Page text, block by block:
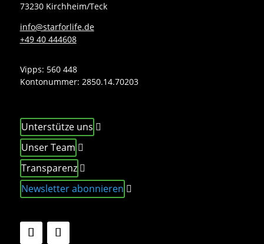
73230 Kirchheim/Teck
info@starforlife.de
+49 40 444608
Vipps: 560 448
Kontonummer: 2850.14.70203
Unterstütze uns
Unser Team
Transparenz
Newsletter abonnieren